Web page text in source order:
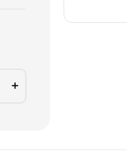
دم
باریک